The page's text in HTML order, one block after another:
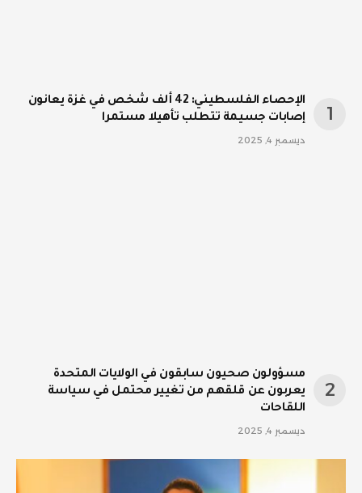
الإحصاء الفلسطيني: 42 ألف شخص في غزة يعانون
إصابات جسيمة تتطلب تأهيلا مستمرا
ديسمبر 4, 2025
مسؤولون صحيون سابقون في الولايات المتحدة
يعربون عن قلقهم من تغيير محتمل في سياسة
اللقاحات
ديسمبر 4, 2025